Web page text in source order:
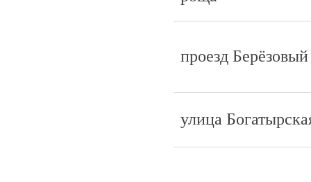
проезд Берёзовый
улица